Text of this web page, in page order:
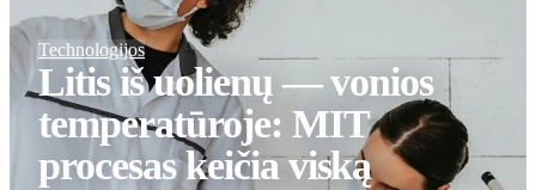
Technologijos
Litis iš uolienų — vonios
temperatūroje: MIT
procesas keičia viską